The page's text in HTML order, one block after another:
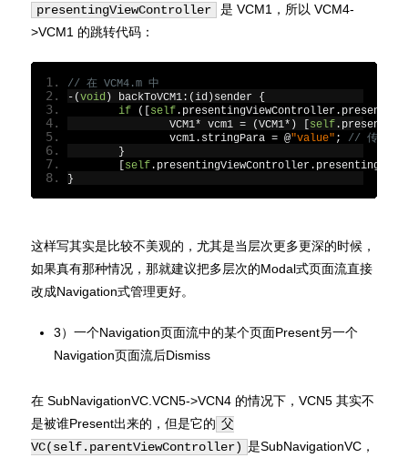
presentingViewController
是 VCM1，所以 VCM4-
>VCM1 的跳转代码：
// 在 VCM4.m 中
-(void ) backToVCM1:(id )sender {
if
([self. presentingViewController.
		VCM1
* vcm1 = (VCM1*) [self.
		vcm1
. stringPara = @"value" ;
// 传参
}
[self. presentingViewController.
}
这样写其实是比较不美观的，尤其是当层次更多更深的时候，
如果真有那种情况，那就建议把多层次的Modal式页面流直接
改成Navigation式管理更好。
3）一个Navigation页面流中的某个页面Present另一个
Navigation页面流后Dismiss
在 SubNavigationVC.VCN5->VCN4 的情况下，VCN5 其实不
是被谁Present出来的，但是它的 父
VC(self.parentViewController) 是SubNavigationVC，